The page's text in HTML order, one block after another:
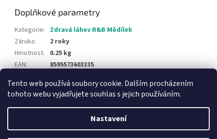
Tento web používá soubory cookie. Dalším procházením
tohoto webu vyjadřujete souhlas s jejich používáním.
Nastavení
Doplňkové parametry
Kategorie: Zdravá láhev R&B Mědílek
Záruka:
2 roky
Hmotnost:
0.25 kg
EAN: 8595573603335